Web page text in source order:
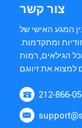
צור קשר
המגע האישי של
ומתקדמות.
הגילאים, רמות
212-866-